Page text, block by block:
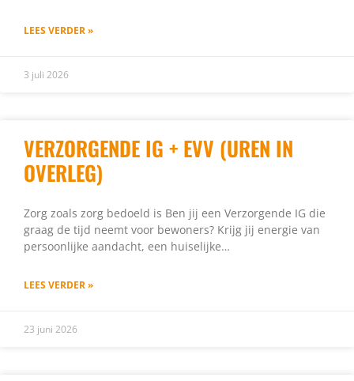
LEES VERDER »
3 juli 2026
VERZORGENDE IG + EVV (UREN IN
OVERLEG)
Zorg zoals zorg bedoeld is Ben jij een Verzorgende IG die
graag de tijd neemt voor bewoners? Krijg jij energie van
persoonlijke aandacht, een huiselijke…
LEES VERDER »
23 juni 2026